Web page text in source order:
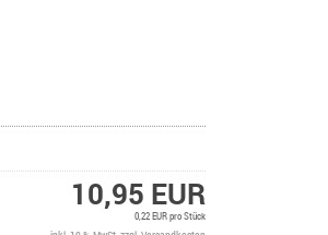
10,95 EUR
0,22 EUR pro Stück